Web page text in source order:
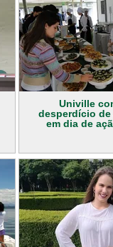
Univille
desperdício
em dia de